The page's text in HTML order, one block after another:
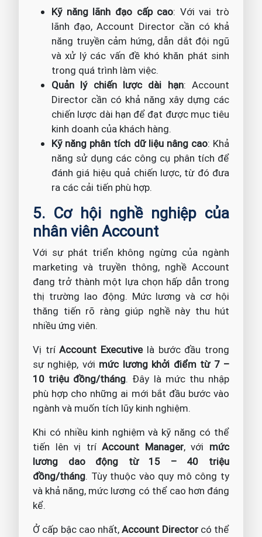
Kỹ năng lãnh đạo cấp cao: Với vai trò
lãnh đạo, Account Director cần có khả
năng truyền cảm hứng, dẫn dắt đội ngũ
và xử lý các vấn đề khó khăn phát sinh
trong quá trình làm việc.
Quản lý chiến lược dài hạn: Account
Director cần có khả năng xây dựng các
chiến lược dài hạn để đạt được mục tiêu
kinh doanh của khách hàng.
Kỹ năng phân tích dữ liệu nâng cao: Khả
năng sử dụng các công cụ phân tích để
đánh giá hiệu quả chiến lược, từ đó đưa
ra các cải tiến phù hợp.
5. Cơ hội nghề nghiệp của
nhân viên Account
Với sự phát triển không ngừng của ngành
marketing và truyền thông, nghề Account
đang trở thành một lựa chọn hấp dẫn trong
thị trường lao động. Mức lương và cơ hội
thăng tiến rõ ràng giúp nghề này thu hút
nhiều ứng viên.
Vị tríAccount Executivelà bước đầu trong
sự nghiệp, với mức lương khởi điểm từ 7 –
10 triệu đồng/tháng. Đây là mức thu nhập
phù hợp cho những ai mới bắt đầu bước vào
ngành và muốn tích lũy kinh nghiệm.
Khi có nhiều kinh nghiệm và kỹ năng có thể
tiến lên vị tríAccount Manager, với mức
lương dao động từ 15 – 40 triệu
đồng/tháng. Tùy thuộc vào quy mô công ty
và khả năng, mức lương có thể cao hơn đáng
kể.
Ở cấp bậc cao nhất,Account Directorcó thể